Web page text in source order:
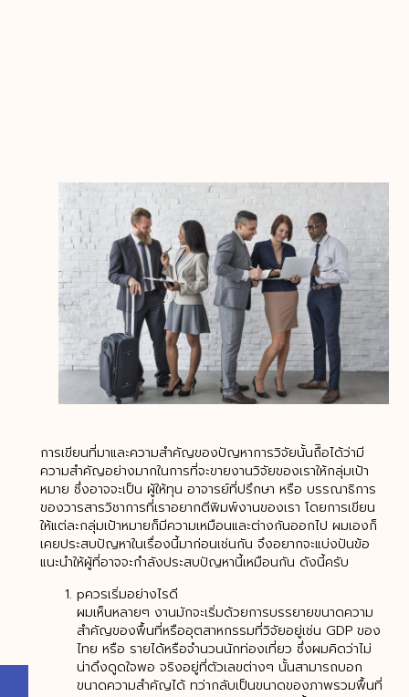
การเขียนที่มาและความสำคัญของปัญหาการวิจัยนั้นถืิอได้ว่ามี
ความสำคัญอย่างมากในการที่จะขายงานวิจัยของเราให้กลุ่มเป้า
หมาย ซึ่งอาจจะเป็น ผู้ให้ทุน อาจารย์ที่ปรึกษา หรือ บรรณาธิการ
ของวารสารวิชาการที่เราอยากตีพิมพ์งานของเรา โดยการเขียน
ให้แต่ละกลุ่มเป้าหมายก็มีความเหมือนและต่างกันออกไป ผมเองก็
เคยประสบปัญหาในเรื่องนี้มาก่อนเช่นกัน จึงอยากจะแบ่งปันข้อ
แนะนำให้ผู้ที่อาจจะกำลังประสบปัญหานี้เหมือนกัน ดังนี้ครับ
pควรเริ่มอย่างไรดี
ผมเห็นหลายๆ งานมักจะเริ่มด้วยการบรรยายขนาดความ
สำคัญของพื้นที่หรืออุตสาหกรรมที่วิจัยอยู่เช่น GDP ของ
ไทย หรือ รายได้หรือจำนวนนักท่องเที่ยว ซึ่งผมคิดว่าไม่
น่าดึงดูดใจพอ จริงอยู่ที่ตัวเลขต่างๆ นั้นสามารถบอก
ขนาดความสำคัญได้ ทว่ากลับเป็นขนาดของภาพรวมพื้นที่